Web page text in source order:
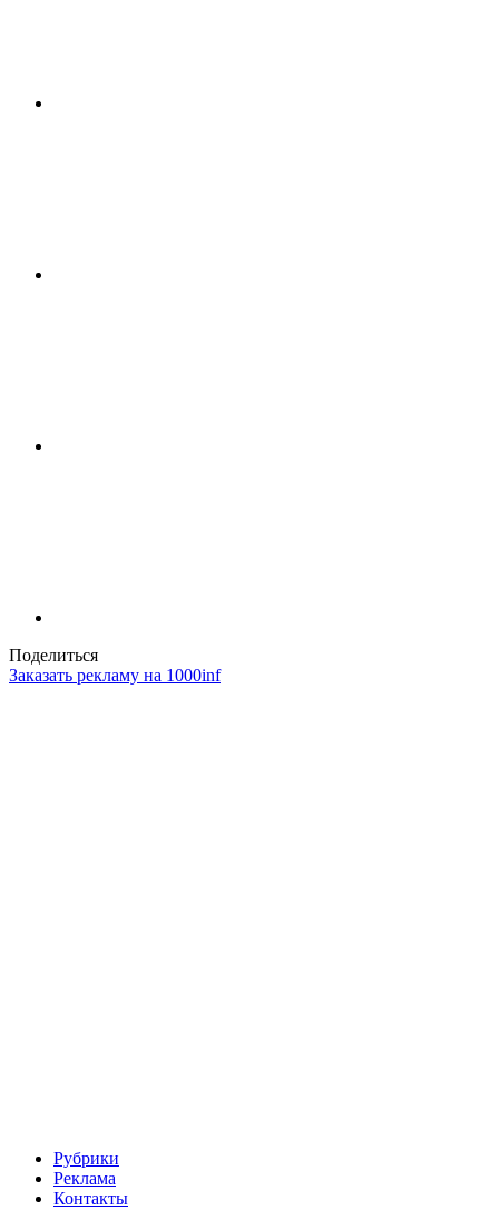
Поделиться
Заказать рекламу на 1000inf
Рубрики
Реклама
Контакты